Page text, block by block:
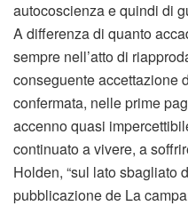
autocoscienza e quindi di
A differenza di quanto
sempre nell’atto di
conseguente accettazione
confermata, nelle prime
accenno quasi
continuato a vivere, a
Holden, “sul lato sbagliato
pubblicazione de La